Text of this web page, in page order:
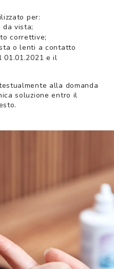
per:
vista;
correttive;
o lenti a contatto
e il
alla domanda
soluzione entro il